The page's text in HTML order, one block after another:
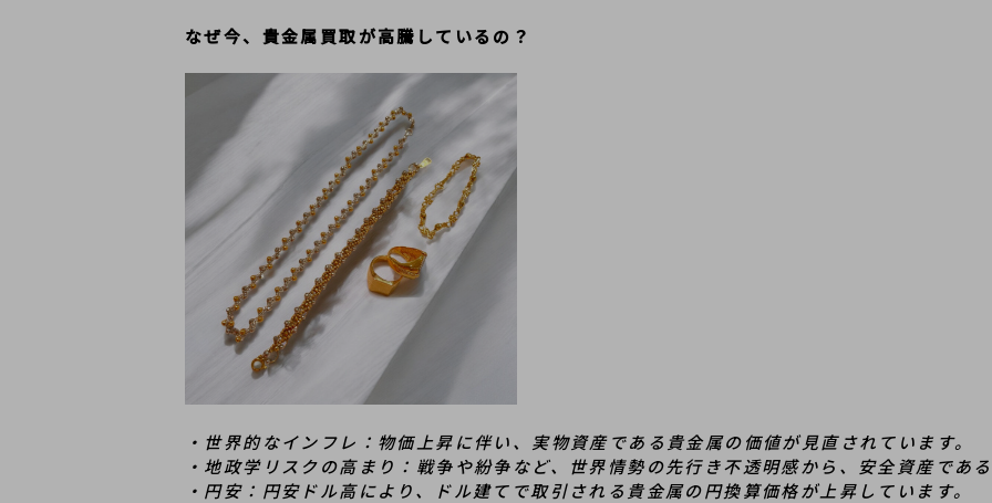
なぜ今、貴金属買取が高騰しているの？
・世界的なインフレ：物価上昇に伴い、実物資産である貴金属の価値が見直されています。
・地政学リスクの高まり：戦争や紛争など、世界情勢の先行き不透明感から、安全資産であ
・円安：円安ドル高により、ドル建てで取引される貴金属の円換算価格が上昇しています。